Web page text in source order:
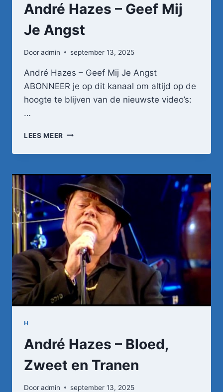
André Hazes – Geef Mij
Je Angst
Dooradmin september 13, 2025
André Hazes – Geef Mij Je Angst
ABONNEER je op dit kanaal om altijd op de
hoogte te blijven van de nieuwste video’s:
…
LEES MEER ANDRÉ
–
MIJ
JE
ANGST
H
André Hazes – Bloed,
Zweet en Tranen
Dooradmin september 13, 2025